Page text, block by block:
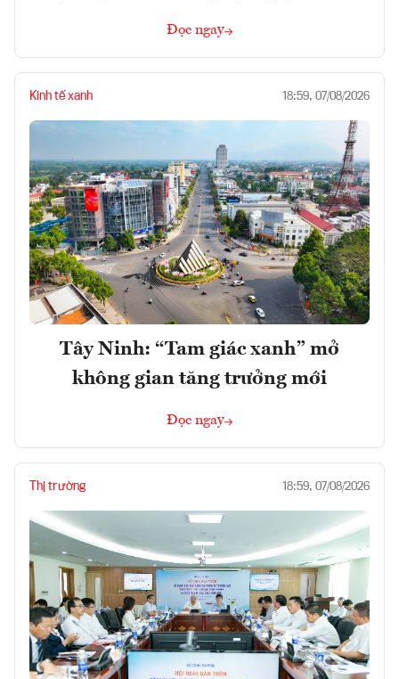
Đọc ngay
Kinh tế xanh 18:59, 07/08/2026
Tây Ninh: “Tam giác xanh” mở
không gian tăng trưởng mới
Đọc ngay
Thị trường 18:59, 07/08/2026